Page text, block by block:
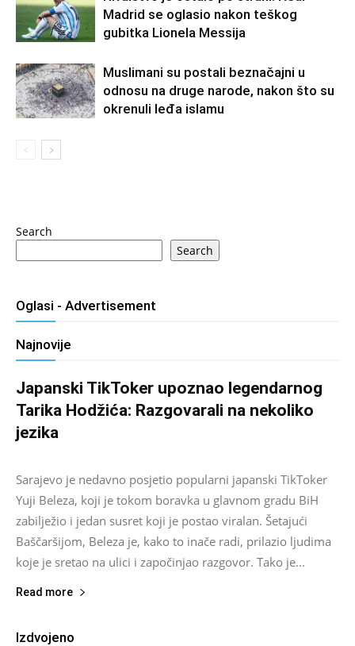
Madrid se oglasio nakon teškog
gubitka Lionela Messija
Muslimani su postali beznačajni u
odnosu na druge narode, nakon što su
okrenuli leđa islamu
Search
Search
Oglasi - Advertisement
Najnovije
Japanski TikToker upoznao legendarnog
Tarika Hodžića: Razgovarali na nekoliko
jezika
Salim D. -
Sarajevo je nedavno posjetio popularni japanski TikToker
Yuji Beleza, koji je tokom boravka u glavnom gradu BiH
zabilježio i jedan susret koji je postao viralan. Šetajući
Baščaršijom, Beleza je, kako to inače radi, prilazio ljudima
koje je sretao na ulici i započinjao razgovor. Tako je...
Read more
Izdvojeno